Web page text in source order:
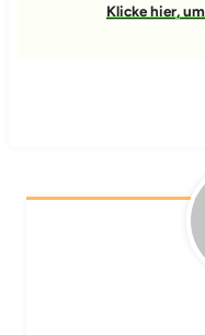
Klicke hier,